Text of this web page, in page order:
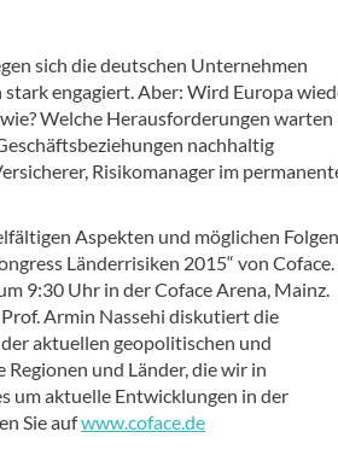
sich die deutschen Unternehmen
engagiert. Aber: Wird Europa
Welche Herausforderungen warten
nachhaltig
Risikomanager im
Aspekten und möglichen Folgen
Länderrisiken 2015“ von Coface.
9:30 Uhr in der Coface Arena, Mainz.
Armin Nassehi diskutiert die
aktuellen geopolitischen und
und Länder, die wir in
um aktuelle Entwicklungen in der
Sie aufwww.coface.de